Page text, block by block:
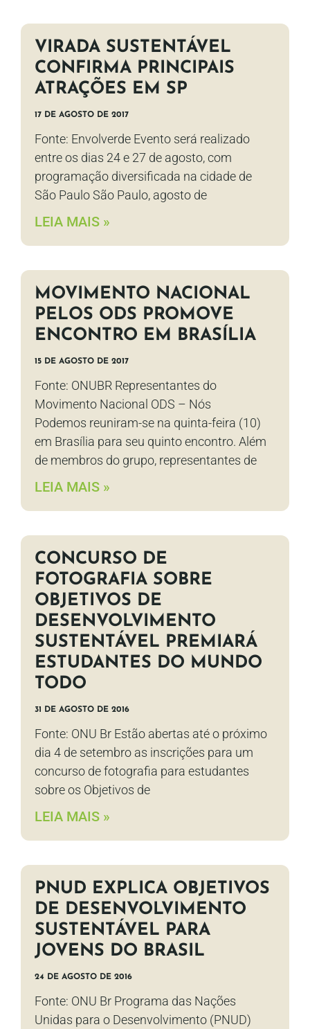
VIRADA SUSTENTÁVEL
CONFIRMA PRINCIPAIS
ATRAÇÕES EM SP
17 DE AGOSTO DE 2017
Fonte: Envolverde Evento será realizado
entre os dias 24 e 27 de agosto, com
programação diversificada na cidade de
São Paulo São Paulo, agosto de
LEIA MAIS »
MOVIMENTO NACIONAL
PELOS ODS PROMOVE
ENCONTRO EM BRASÍLIA
15 DE AGOSTO DE 2017
Fonte: ONUBR Representantes do
Movimento Nacional ODS – Nós
Podemos reuniram-se na quinta-feira (10)
em Brasília para seu quinto encontro. Além
de membros do grupo, representantes de
LEIA MAIS »
CONCURSO DE
FOTOGRAFIA SOBRE
OBJETIVOS DE
DESENVOLVIMENTO
SUSTENTÁVEL PREMIARÁ
ESTUDANTES DO MUNDO
TODO
31 DE AGOSTO DE 2016
Fonte: ONU Br Estão abertas até o próximo
dia 4 de setembro as inscrições para um
concurso de fotografia para estudantes
sobre os Objetivos de
LEIA MAIS »
PNUD EXPLICA OBJETIVOS
DE DESENVOLVIMENTO
SUSTENTÁVEL PARA
JOVENS DO BRASIL
24 DE AGOSTO DE 2016
Fonte: ONU Br Programa das Nações
Unidas para o Desenvolvimento (PNUD)